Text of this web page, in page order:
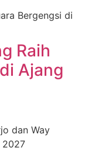
Raih
Ajang